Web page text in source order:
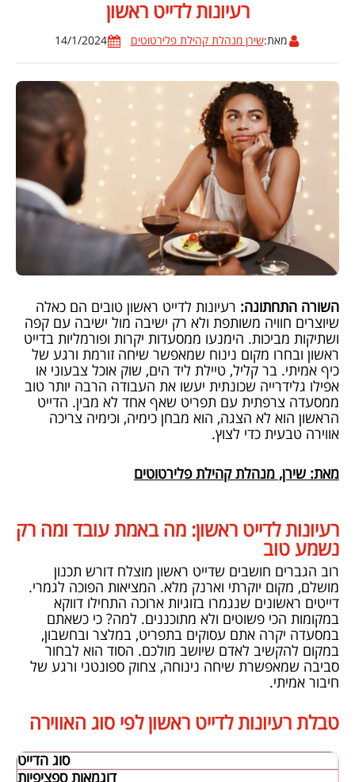
רעיונות לדייט ראשון
מאת:שירן מנהלת קהילת פלירטוטים 14/1/2024
השורה התחתונה: רעיונות לדייט ראשון טובים הם כאלה
שיוצרים חוויה משותפת ולא רק ישיבה מול ישיבה עם קפה
ושתיקות מביכות. הימנעו ממסעדות יקרות ופורמליות בדייט
ראשון ובחרו מקום נינוח שמאפשר שיחה זורמת ורגע של
כיף אמיתי. בר קליל, טיילת ליד הים, שוק אוכל צבעוני או
אפילו גלידרייה שכונתית יעשו את העבודה הרבה יותר טוב
ממסעדה צרפתית עם תפריט שאף אחד לא מבין. הדייט
הראשון הוא לא הצגה, הוא מבחן כימיה, וכימיה צריכה
אווירה טבעית כדי לצוץ.
מאת: שירן, מנהלת קהילת פלירטוטים
רעיונות לדייט ראשון: מה באמת עובד ומה רק
נשמע טוב
רוב הגברים חושבים שדייט ראשון מוצלח דורש תכנון
מושלם, מקום יוקרתי וארנק מלא. המציאות הפוכה לגמרי.
דייטים ראשונים שנגמרו בזוגיות ארוכה התחילו דווקא
במקומות הכי פשוטים ולא מתוכננים. למה? כי כשאתם
במסעדה יקרה אתם עסוקים בתפריט, במלצר ובחשבון,
במקום להקשיב לאדם שיושב מולכם. הסוד הוא לבחור
סביבה שמאפשרת שיחה נינוחה, צחוק ספונטני ורגע של
חיבור אמיתי.
טבלת רעיונות לדייט ראשון לפי סוג האווירה
סוג הדייט
דוגמאות ספציפיות